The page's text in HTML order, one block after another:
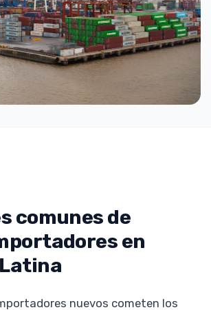
comunes de
en
nuevos cometen los